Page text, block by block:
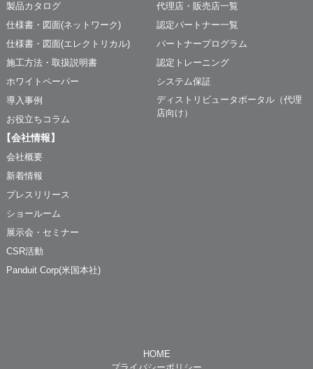
製品カタログ
仕様書・図面(ネットワーク)
仕様書・図面(エレクトリカル)
施工方法・取扱説明書
ホワイトペーパー
導入事例
お役立ちコラム
代理店・販売店一覧
認定パートナー一覧
パートナープログラム
認定トレーニング
システム保証
ディストリビュータポータル（代理
店向け）
【会社情報】
会社概要
新着情報
プレスリリース
ショールーム
展示会・セミナー
CSR活動
Panduit Corp(米国本社)
HOME